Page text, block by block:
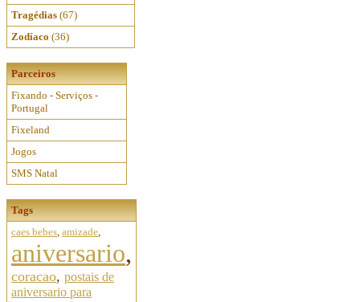
Tragédias (67)
Zodíaco (36)
Parceiros
Fixando - Serviços -
Portugal
Fixeland
Jogos
SMS Natal
Tags
caes bebes, amizade,
aniversario,
coracao, postais de
aniversario para